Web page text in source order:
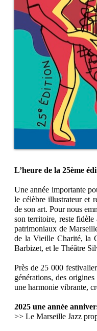
L’heure de la 25ème
Une année importante
le célèbre illustrateur et
de son art. Pour nous
son territoire, reste fidèle
patrimoniaux de
de la Vieille Charité, la
Barbizet, et le Théâtre
Près de 25 000
générations, des
une harmonie vibrante,
2025 une année
>> Le Marseille Jazz